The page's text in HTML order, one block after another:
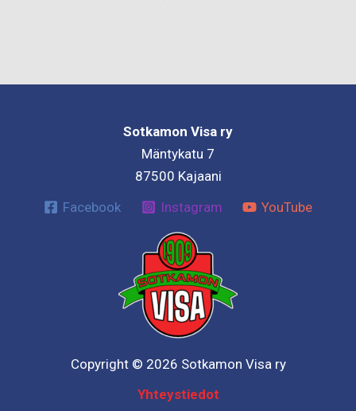
Sotkamon Visa ry
Mäntykatu 7
87500 Kajaani
Facebook
Instagram YouTube
Copyright © 2026 Sotkamon Visa ry
Yhteystiedot